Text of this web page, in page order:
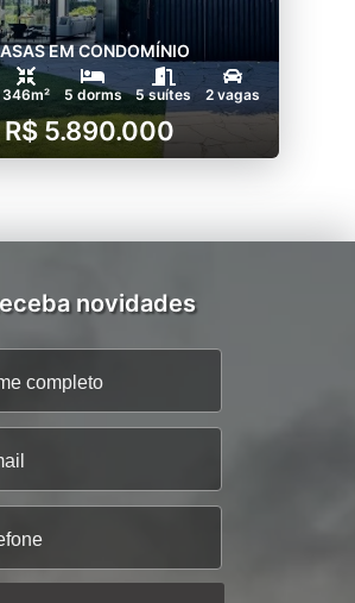
EM CONDOMÍNIO
346m² 5 dorms 5 suítes 2 vagas
R$ 5.890.000
novidades